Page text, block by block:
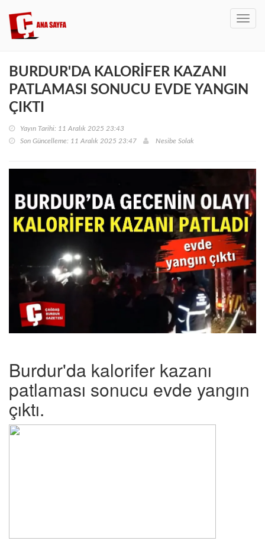
BURDUR'DA KALORİFER KAZANI
PATLAMASI SONUCU EVDE YANGIN
ÇIKTI
Yayın Tarihi: 11 Aralık 2025 23:43
Son Güncelleme: 11 Aralık 2025 23:47
Nesibe Solak
Burdur'da kalorifer kazanı
patlaması sonucu evde yangın
çıktı.